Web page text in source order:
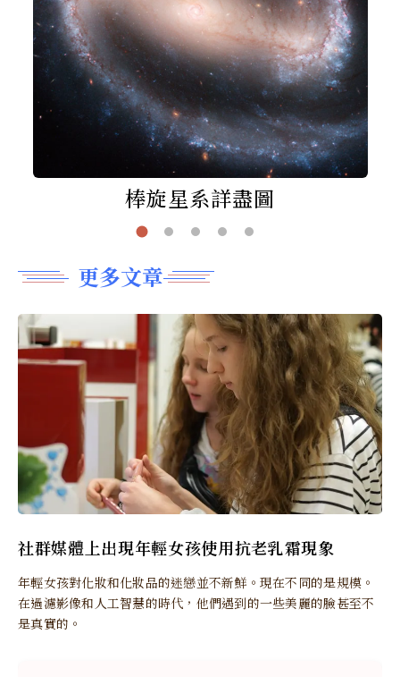
棒旋星系詳盡圖
更多文章
社群媒體上出現年輕女孩使用抗老乳霜現象
年輕女孩對化妝和化妝品的迷戀並不新鮮。現在不同的是規模。
在過濾影像和人工智慧的時代，他們遇到的一些美麗的臉甚至不
是真實的。